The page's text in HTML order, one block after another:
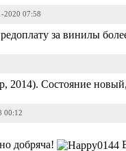
2020 07:58
за винилы
Состояние новый,
00:12
добряча!